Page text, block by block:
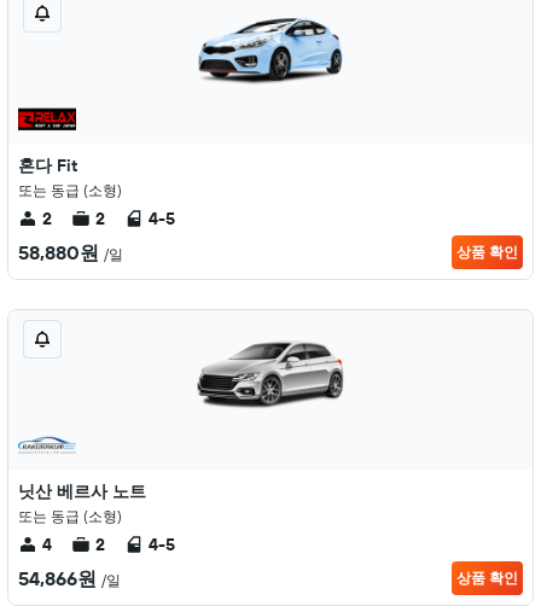
혼다 Fit
또는 동급 (소형)
2 2 4-5
58,880원 /일 상품 확인
닛산 베르사 노트
또는 동급 (소형)
4 2 4-5
54,866원 /일 상품 확인